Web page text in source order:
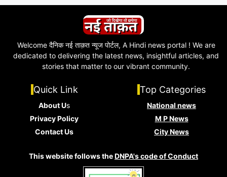
Welcome दैनिक नई ताक़त न्यूज पोर्टल, A Hindi news portal ! We are
dedicated to delivering the latest news, insightful articles, and
stories that matter to our vibrant community.
Quick Link
About Us
Privacy Policy
Contact Us
Top Categories
National news
M P News
City News
This website follows theDNPA's code of Conduct